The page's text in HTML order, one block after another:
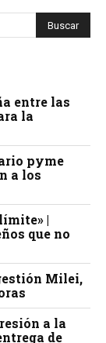
entre las
la
pyme
a los
|
que no
Milei,
a la
de